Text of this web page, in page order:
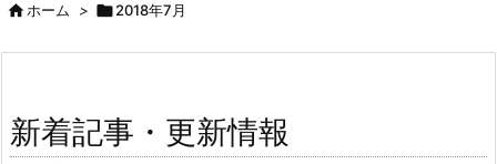
検索
ホーム > 2018年7月
新着記事・更新情報